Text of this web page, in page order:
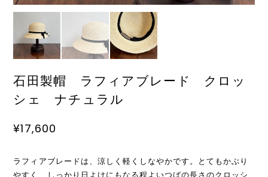
石田製帽 ラフィアブレード クロッ
シェ ナチュラル
¥17,600
ラフィアブレードは、涼しく軽くしなやかです。とてもかぶり
やすく、しっかり日よけにもなる程よいつばの長さのクロッシ